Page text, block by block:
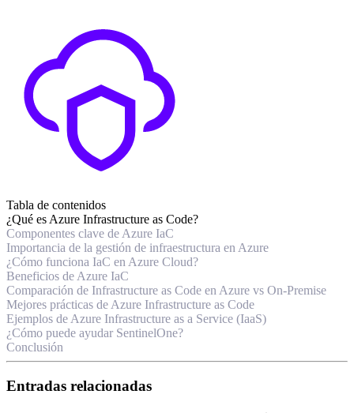
Tabla de contenidos
¿Qué es Azure Infrastructure as Code?
Componentes clave de Azure IaC
Importancia de la gestión de infraestructura en Azure
¿Cómo funciona IaC en Azure Cloud?
Beneficios de Azure IaC
Comparación de Infrastructure as Code en Azure vs On-Premise
Mejores prácticas de Azure Infrastructure as Code
Ejemplos de Azure Infrastructure as a Service (IaaS)
¿Cómo puede ayudar SentinelOne?
Conclusión
Entradas relacionadas